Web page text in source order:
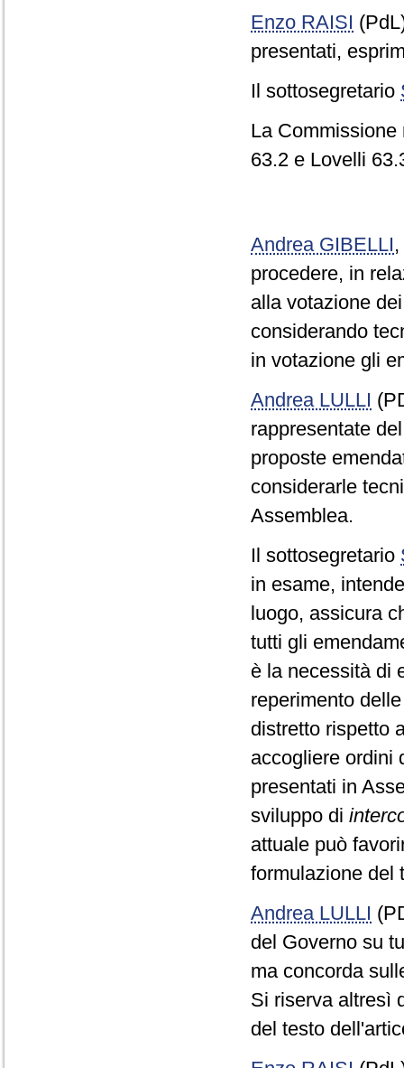
Enzo RAISI
presentati,
Il sottosegretario
La
63.2 e Lovelli
Andrea GIBELLI,
procedere, in
alla votazione
considerando
in votazione gli
Andrea LULLI
rappresentate
proposte
considerarle
Assemblea.
Il sottosegretario
in esame,
luogo, assicura
tutti gli
è la necessità di
reperimento
distretto rispetto
accogliere ordini
presentati in
sviluppo di
attuale può
formulazione del
Andrea LULLI
del Governo su
ma concorda
Si riserva altresì
del testo